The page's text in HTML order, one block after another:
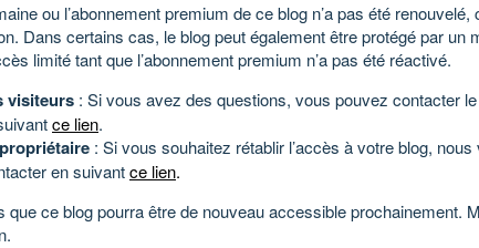
ou l’abonnement premium de ce blog n’a pas été renouvelé,
Dans certains cas, le blog peut également être protégé par un
limité tant que l’abonnement premium n’a pas été réactivé.
visiteurs : Si vous avez des questions, vous pouvez contacter
ce lien.
: Si vous souhaitez rétablir l’accès à votre blog,
en suivantce lien.
que ce blog pourra être de nouveau accessible prochainement.